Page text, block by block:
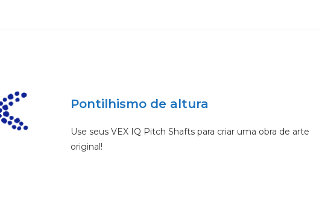
Pontilhismo de altura
Use seus VEX IQ Pitch Shafts para criar uma obra de arte
original!